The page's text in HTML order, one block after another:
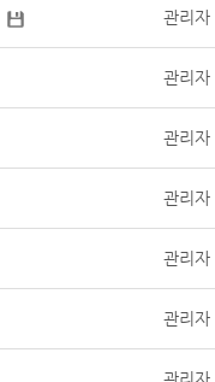
관리자
관리자
관리자
관리자
관리자
관리자